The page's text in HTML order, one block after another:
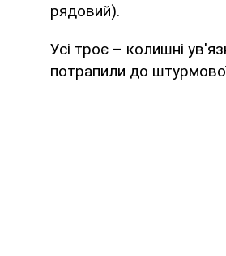
рядовий).
Усі троє – колишні
потрапили до